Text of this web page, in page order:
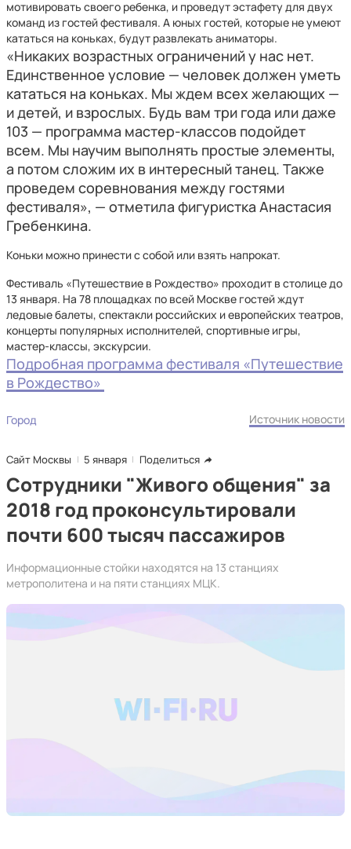
мотивировать своего ребенка, и проведут эстафету для двух
команд из гостей фестиваля. А юных гостей, которые не умеют
кататься на коньках, будут развлекать аниматоры.
«Никаких возрастных ограничений у нас нет.
Единственное условие — человек должен уметь
кататься на коньках. Мы ждем всех желающих —
и детей, и взрослых. Будь вам три года или даже
103 — программа мастер-классов подойдет
всем. Мы научим выполнять простые элементы,
а потом сложим их в интересный танец. Также
проведем соревнования между гостями
фестиваля», — отметила фигуристка Анастасия
Гребенкина.
Коньки можно принести с собой или взять напрокат.
Фестиваль «Путешествие в Рождество» проходит в столице до
13 января. На 78 площадках по всей Москве гостей ждут
ледовые балеты, спектакли российских и европейских театров,
концерты популярных исполнителей, спортивные игры,
мастер-классы, экскурсии.
Подробная программа фестиваля «Путешествие
в Рождество»
Город Источник новости
Сайт Москвы 5 января Поделиться
Сотрудники "Живого общения" за
2018 год проконсультировали
почти 600 тысяч пассажиров
Информационные стойки находятся на 13 станциях
метрополитена и на пяти станциях МЦК.